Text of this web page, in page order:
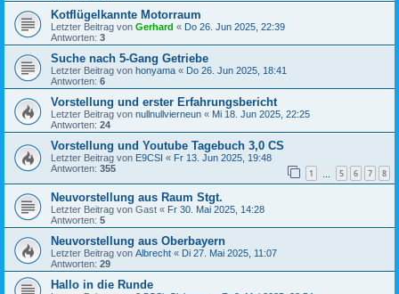
Kotflügelkannte Motorraum
Letzter Beitrag von Gerhard « Do 26. Jun 2025, 22:39
Antworten: 3
Suche nach 5-Gang Getriebe
Letzter Beitrag von honyama « Do 26. Jun 2025, 18:41
Antworten: 6
Vorstellung und erster Erfahrungsbericht
Letzter Beitrag von nullnullvierneun « Mi 18. Jun 2025, 22:25
Antworten: 24
Vorstellung und Youtube Tagebuch 3,0 CS
Letzter Beitrag von E9CSI « Fr 13. Jun 2025, 19:48
Antworten: 355 1 5 6 7 8
Neuvorstellung aus Raum Stgt.
Letzter Beitrag von Gast « Fr 30. Mai 2025, 14:28
Antworten: 5
Neuvorstellung aus Oberbayern
Letzter Beitrag von Albrecht « Di 27. Mai 2025, 11:07
Antworten: 29
Hallo in die Runde